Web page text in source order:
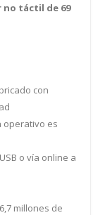
táctil de 69
con
operativo es
o vía online a
millones de